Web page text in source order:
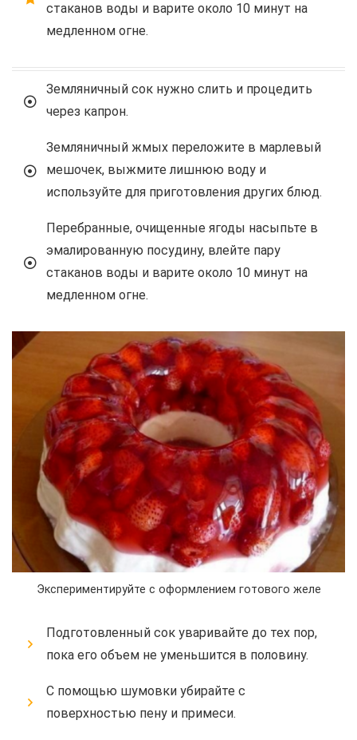
стаканов воды и варите около 10 минут на
медленном огне.
Земляничный сок нужно слить и процедить
через капрон.
Земляничный жмых переложите в марлевый
мешочек, выжмите лишнюю воду и
используйте для приготовления других блюд.
Перебранные, очищенные ягоды насыпьте в
эмалированную посудину, влейте пару
стаканов воды и варите около 10 минут на
медленном огне.
Экспериментируйте с оформлением готового желе
Подготовленный сок уваривайте до тех пор,
пока его объем не уменьшится в половину.
С помощью шумовки убирайте с
поверхностью пену и примеси.